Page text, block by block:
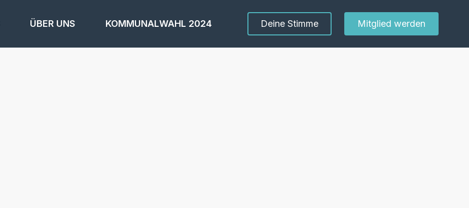
ÜBER UNS KOMMUNALWAHL 2024 Deine Stimme Mitglied werden